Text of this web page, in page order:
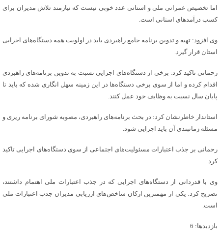
اما تخصیص عمرانی ملی و استانی عدد خوبی نیست که نیازمند تلاش مدیران برای
کسب درآمدهای استانی است.
وی افزود: تهیه و تدوین برنامه جامع راهبردی باید در اولویت همه دستگاه‌های اجرایی
استان قرار گیرد.
رحمانی تاکید کرد: برخی از دستگاه‌های اجرایی نسبت به تدوین برنامه‌های راهبردی
اقدام کرده و اما از سوی برخی دستگاه‌ها در این زمینه سهل انگاری شده که باید تا
پایان سال نسبت به وظایف خود عمل کنند.
استاندار خاطرنشان کرد: در بحث برنامه‌های راهبردی، مصوبه شورای برنامه ریزی و
مسئله زمانبندی آن باید اجرایی شود.
رحمانی بر جذب اعتبارات مسئولیت‌های اجتماعی از سوی دستگاه‌های اجرایی تاکید
کرد.
وی با قدردانی از دستگاه‌های اجرایی که در جذب اعتبارات ملی اهتمام داشتند،
تصریح کرد: یکی از مهمترین ارکان شاخص‌های ارزیابی مدیران جذب اعتبارات ملی
است.
بازدیدها: 6